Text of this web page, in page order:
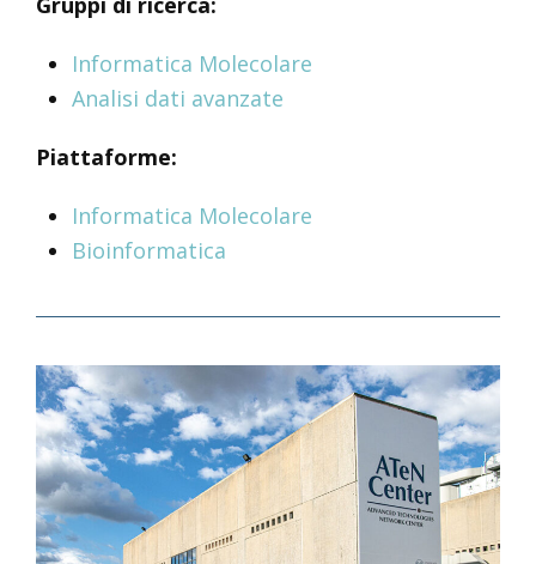
Informatica Molecolare
Analisi dati avanzate
Piattaforme:
Informatica Molecolare
Bioinformatica